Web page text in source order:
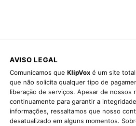
AVISO LEGAL
Comunicamos que KlipVox é um site
que não solicita qualquer tipo de
liberação de serviços. Apesar de nossos
continuamente para garantir a
informações, ressaltamos que nosso
desatualizado em alguns momentos.